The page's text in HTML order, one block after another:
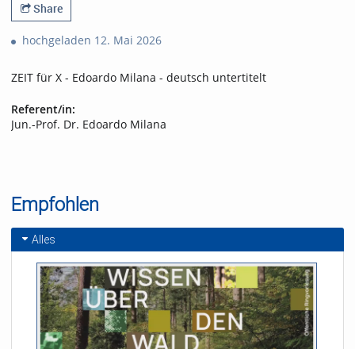
Share
hochgeladen 12. Mai 2026
ZEIT für X - Edoardo Milana - deutsch untertitelt
Referent/in:
Jun.-Prof. Dr. Edoardo Milana
Empfohlen
Alles